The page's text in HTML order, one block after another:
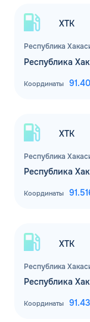
Республика
ХТК
Республика
Координаты
Республика
ХТК
Республика
Координаты
Республика
ХТК
Республика
Координаты